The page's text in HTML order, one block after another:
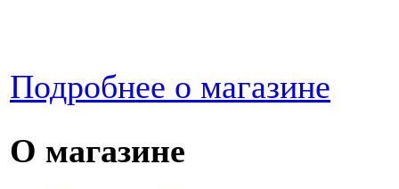
Подробнее о магазине
О магазине